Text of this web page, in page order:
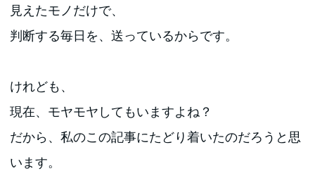
見えたモノだけで、
判断する毎日を、送っているからです。
けれども、
現在、モヤモヤしてもいますよね？
だから、私のこの記事にたどり着いたのだろうと思
います。